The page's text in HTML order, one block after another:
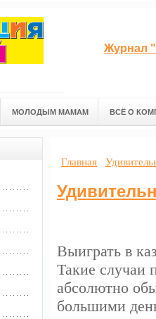
Журнал
МОЛОДЫМ МАМАМ ВСЁ О
Главная
Выиграть в
Такие случаи
абсолютно
большими